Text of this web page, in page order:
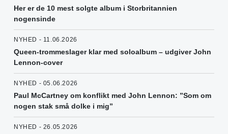
Her er de 10 mest solgte album i Storbritannien
nogensinde
NYHED - 11.06.2026
Queen-trommeslager klar med soloalbum – udgiver John
Lennon-cover
NYHED - 05.06.2026
Paul McCartney om konflikt med John Lennon: ”Som om
nogen stak små dolke i mig”
NYHED - 26.05.2026